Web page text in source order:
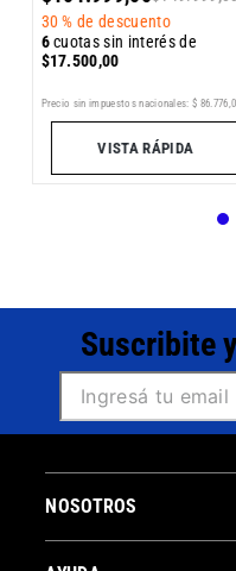
30 % de descuento
6cuotas sin interés de
$17.500,00
Precio sin impuestos nacionales: $ 86.776,
VISTA RÁPIDA
Suscribite
NOSOTROS